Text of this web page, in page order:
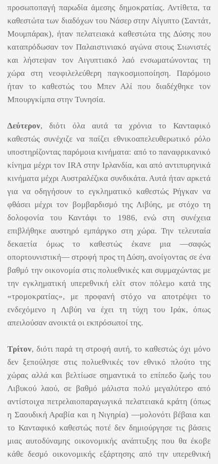
προσωποπαγή παρωδία άμεσης δημοκρατίας. Αντίθετα, τα
καθεστώτα των διαδόχων του Νάσερ στην Αίγυπτο (Σαντάτ,
Μουμπάρακ), ήταν πελατειακά καθεστώτα της Δύσης που
καταπρόδωσαν τον Παλαιστινιακό αγώνα στους Σιωνιστές
και λήστεψαν τον Αιγυπτιακό λαό ενσωματώνοντας τη
χώρα στη νεοφιλελεύθερη παγκοσμιοποίηση. Παρόμοιο
ήταν το καθεστώς του Μπεν Αλί που διαδέχθηκε τον
Μπουργκίμπα στην Τυνησία.
Δεύτερον, διότι όλα αυτά τα χρόνια το Κανταφικό
καθεστώς συνέχιζε να παίζει εθνικοαπελευθερωτικό ρόλο
υποστηρίζοντας παρόμοια κινήματα: από το παναφρικανικό
κίνημα μέχρι τον IRA στην Ιρλανδία, και από αντιπυρηνικά
κινήματα μέχρι Αυστραλέζικα συνδικάτα. Αυτά ήταν αρκετά
για να οδηγήσουν το εγκληματικό καθεστώς Ρήγκαν να
φθάσει μέχρι τον βομβαρδισμό της Λιβύης, με στόχο τη
δολοφονία του Καντάφι το 1986, ενώ στη συνέχεια
επιβλήθηκε αυστηρό εμπάργκο στη χώρα. Την τελευταία
δεκαετία όμως το καθεστώς έκανε μια ―σαφώς
οπορτουνιστική― στροφή προς τη Δύση, ανοίγοντας σε ένα
βαθμό την οικονομία στις πολυεθνικές και συμμαχώντας με
την εγκληματική υπερεθνική ελίτ στον πόλεμο κατά της
«τρομοκρατίας», με προφανή στόχο να αποτρέψει το
ενδεχόμενο η Λιβύη να έχει τη τύχη του Ιράκ, όπως
απειλούσαν ανοικτά οι εκπρόσωποί της.
Τρίτον, διότι παρά τη στροφή αυτή, το καθεστώς όχι μόνο
δεν ξεπούλησε στις πολυεθνικές τον εθνικό πλούτο της
χώρας αλλά και βελτίωσε σημαντικά το επίπεδο ζωής του
Λιβυκού λαού, σε βαθμό μάλιστα πολύ μεγαλύτερο από
αντίστοιχα πετρελαιοπαραγωγικά πελατειακά κράτη (όπως
η Σαουδική Αραβία και η Νιγηρία) ―μολονότι βέβαια και
το Κανταφικό καθεστώς ποτέ δεν δημιούργησε τις βάσεις
μιας αυτοδύναμης οικονομικής ανάπτυξης που θα έκοβε
κάθε δεσμό οικονομικής εξάρτησης από την υπερεθνική